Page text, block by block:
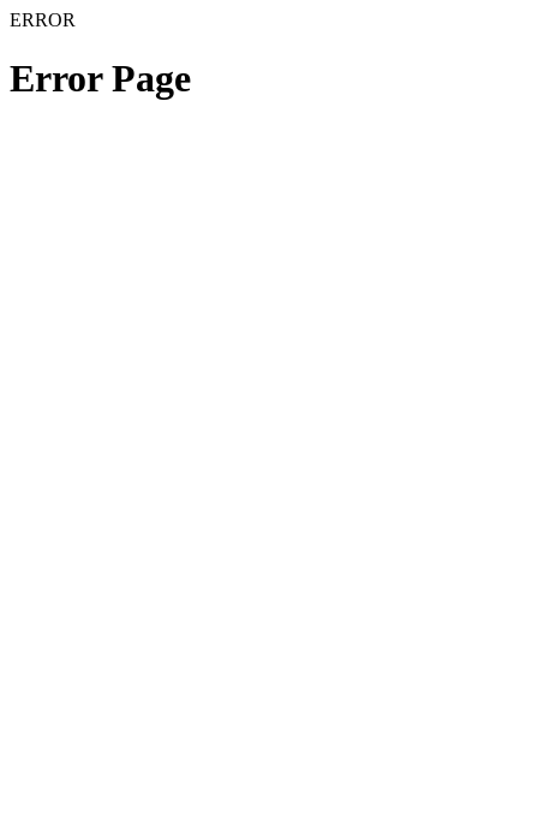
ERROR
Error Page